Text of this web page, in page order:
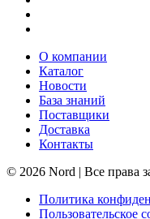
О компании
Каталог
Новости
База знаний
Поставщики
Доставка
Контакты
© 2026 Nord | Все права
Политика
Пользовательское